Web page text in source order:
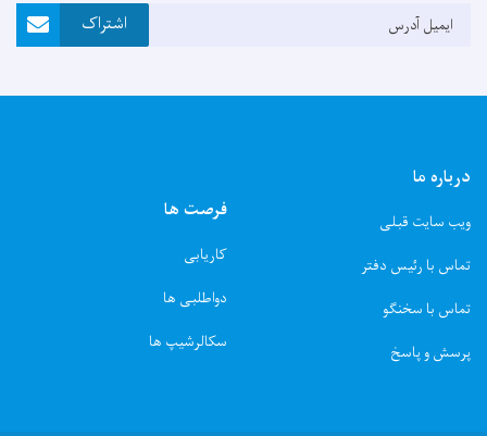
Email Address اشتراک
درباره ما
ویب سایت قبلی
تماس با رئیس دفتر
تماس با سخنگو
پرسش و پاسخ
فرصت ها
کاریابی
دواطلبی ها
سکالرشیپ ها